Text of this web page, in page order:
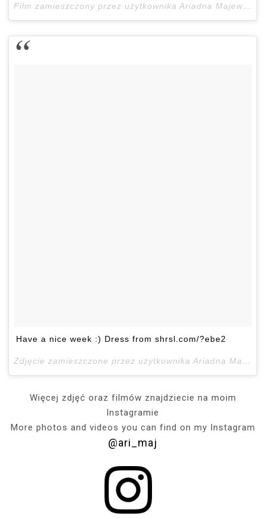
Film zamieszczony przez użytkownika Ariadna Majewska (@ari_maj)
Have a nice week :) Dress from shrsl.com/?ebe2
Zdjęcie zamieszczone przez użytkownika Ariadna Majewska (@ari_maj)
Więcej zdjęć oraz filmów znajdziecie na moim
Instagramie
More photos and videos you can find on my Instagram
@ari_maj